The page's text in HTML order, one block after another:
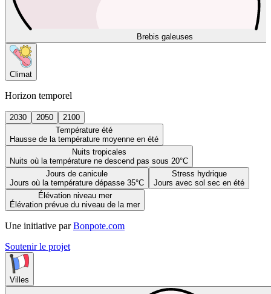
Brebis galeuses
Climat
Horizon temporel
2030 2050
2100
Température été
Hausse de la température moyenne en été
Nuits tropicales
Nuits où la température ne descend pas sous 20°C
Jours de canicule
Jours où la température dépasse 35°C
Stress hydrique
Jours avec sol sec en été
Élévation niveau mer
Élévation prévue du niveau de la mer
Une initiative par Bonpote.com
Soutenir le projet
Villes